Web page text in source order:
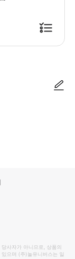
사자가 아니므로, 상품의
으며 (주)놀유니버스는 일